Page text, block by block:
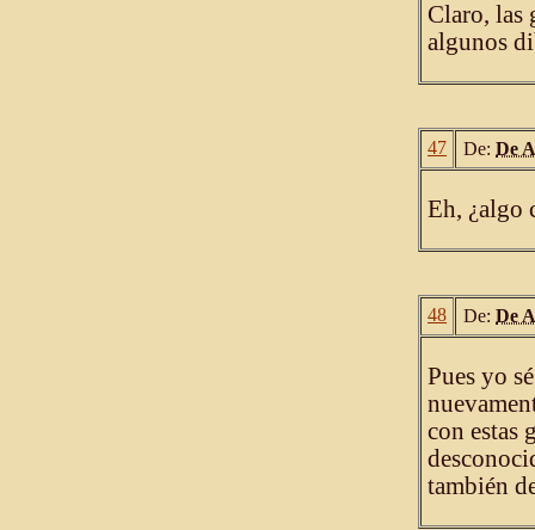
Claro, las
algunos
47 De: De
Eh, ¿algo
48 De: De
Pues yo
con estas
también